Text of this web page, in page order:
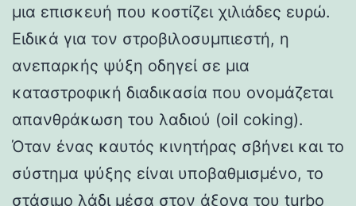
μια επισκευή που κοστίζει χιλιάδες ευρώ.
Ειδικά για τον στροβιλοσυμπιεστή, η
ανεπαρκής ψύξη οδηγεί σε μια
καταστροφική διαδικασία που ονομάζεται
απανθράκωση του λαδιού (oil coking).
Όταν ένας καυτός κινητήρας σβήνει και το
σύστημα ψύξης είναι υποβαθμισμένο, το
στάσιμο λάδι μέσα στον άξονα του turbo